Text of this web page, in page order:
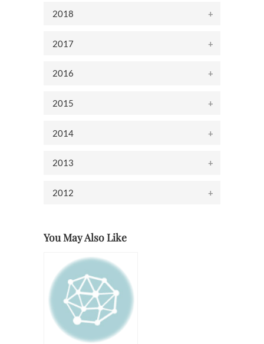
2018
2017
2016
2015
2014
2013
2012
You May Also Like